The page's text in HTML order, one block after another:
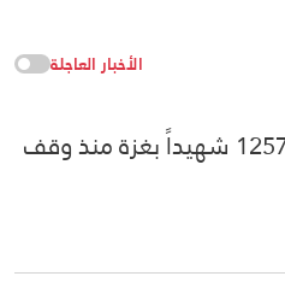
الأخبار العاجلة
الصحة الفلسطينية: 1257 شهيداً بغزة منذ وقف